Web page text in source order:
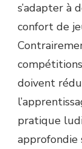
s’adapter à
confort de
doivent
pratique
approfondie